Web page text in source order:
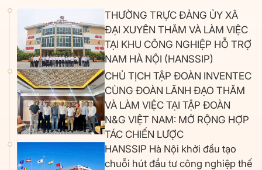
là đơn vị tài trợ, góp phần lan tỏa tinh thần thể
thao, tăng cường sự gắn kết cộng đồng và đồng
hành cùng sự phát triển của địa phương.
THƯỜNG TRỰC ĐẢNG ỦY XÃ
ĐẠI XUYÊN THĂM VÀ LÀM VIỆC
TẠI KHU CÔNG NGHIỆP HỖ TRỢ
NAM HÀ NỘI (HANSSIP)
CHỦ TỊCH TẬP ĐOÀN INVENTEC
CÙNG ĐOÀN LÃNH ĐẠO THĂM
VÀ LÀM VIỆC TẠI TẬP ĐOÀN
N&G VIỆT NAM: MỞ RỘNG HỢP
TÁC CHIẾN LƯỢC
HANSSIP Hà Nội khởi đầu tạo
chuỗi hút đầu tư công nghiệp thế